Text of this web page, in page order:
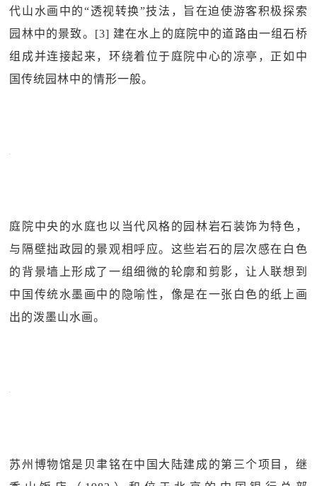
代山水画中的“透视转换”技法，旨在迫使游客积极探索
园林中的景致。[3] 建在水上的庭院中的道路由一组石桥
组成并连接起来，环绕着位于庭院中心的凉亭，正如中
国传统园林中的情形一般。
庭院中央的水庭也以当代风格的园林岩石装饰为特色，
与隔壁拙政园的景观相呼应。这些岩石的层次感在白色
的背景墙上形成了一组细微的轮廓和剪影，让人联想到
中国传统水墨画中的隐喻性，像是在一张白色的纸上画
出的泼墨山水画。
苏州博物馆是贝聿铭在中国大陆建成的第三个项目，继